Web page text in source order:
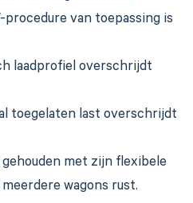
van toepassing is
laadprofiel overschrijdt
toegelaten last overschrijdt
met zijn flexibele
wagons rust.